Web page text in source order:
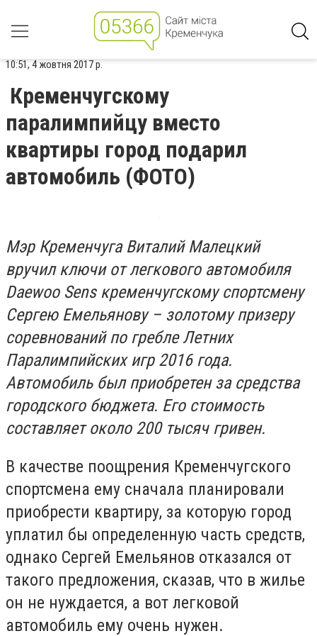
10:51, 4 жовтня 2017 р.
Кременчугскому
паралимпийцу вместо
квартиры город подарил
автомобиль (ФОТО)
Мэр Кременчуга Виталий Малецкий
вручил ключи от легкового автомобиля
Daewoo Sens кременчугскому спортсмену
Сергею Емельянову – золотому призеру
соревнований по гребле Летних
Паралимпийских игр 2016 года.
Автомобиль был приобретен за средства
городского бюджета. Его стоимость
составляет около 200 тысяч гривен.
В качестве поощрения Кременчугского
спортсмена ему сначала планировали
приобрести квартиру, за которую город
уплатил бы определенную часть средств,
однако Сергей Емельянов отказался от
такого предложения, сказав, что в жилье
он не нуждается, а вот легковой
автомобиль ему очень нужен.